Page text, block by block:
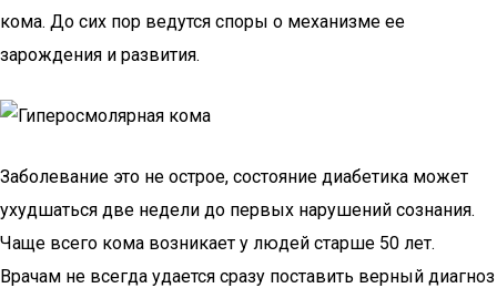
кома. До сих пор ведутся споры о механизме ее
зарождения и развития.
Заболевание это не острое, состояние диабетика может
ухудшаться две недели до первых нарушений сознания.
Чаще всего кома возникает у людей старше 50 лет.
Врачам не всегда удается сразу поставить верный диагноз